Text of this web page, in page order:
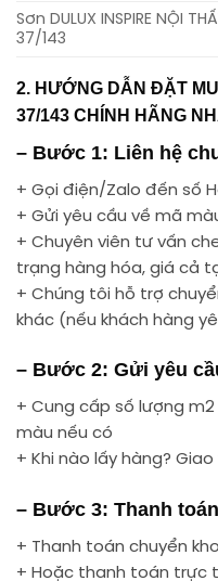
Sơn DULUX INSPIRE NỘI
37/143
2. HƯỚNG DẪN ĐẶT
37/143 CHÍNH HÃNG
– Bước 1: Liên hệ
+ Gọi điện/Zalo đến số
+ Gửi yêu cầu về mã
+ Chuyên viên tư vấn
trạng hàng hóa, giá cả
+ Chúng tôi hỗ trợ
khác (nếu khách hàng
– Bước 2: Gửi yêu
+ Cung cấp số lượng
màu nếu có
+ Khi nào lấy hàng?
– Bước 3: Thanh toán
+ Thanh toán chuyển
+ Hoặc thanh toán trực